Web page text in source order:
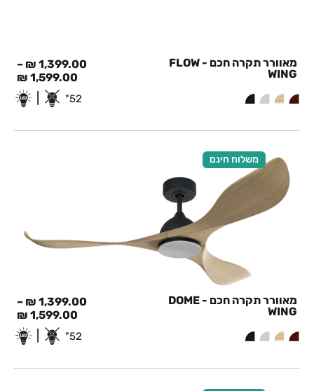
מאוורר תקרה חכם - FLOW
WING
1,399.00
₪
–
1,599.00
₪
52"
משלוח חינם
מאוורר תקרה חכם - DOME
WING
1,399.00
₪
–
1,599.00
₪
52"